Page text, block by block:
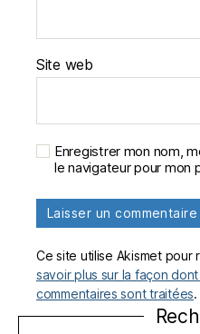
Site web
Enregistrer mon nom,
le navigateur pour mon
Ce site utilise Akismet
savoir plus sur la façon
commentaires sont traitées.